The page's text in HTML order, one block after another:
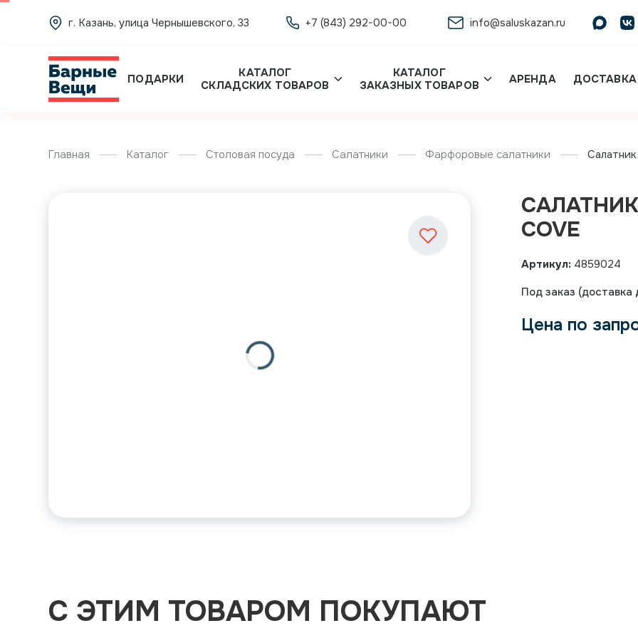
г. Казань, улица Чернышевского, 33 +7 (843) 292-00-00 info@saluskazan.ru
ПОДАРКИ
КАТАЛОГ
СКЛАДСКИХ ТОВАРОВ
КАТАЛОГ
ЗАКАЗНЫХ ТОВАРОВ
АРЕНДА
Главная Каталог Столовая посуда Салатники Фарфоровые салатники
САЛАТНИК
COVE
Артикул: 4859024
Под заказ (доставка
Цена по
С ЭТИМ ТОВАРОМ ПОКУПАЮТ